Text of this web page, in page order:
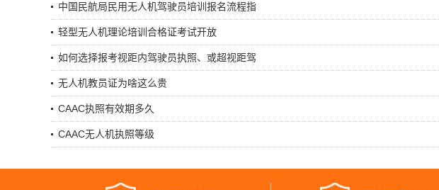
中国民航局民用无人机驾驶员培训报名流程指
轻型无人机理论培训合格证考试开放
如何选择报考视距内驾驶员执照、或超视距驾
无人机教员证为啥这么贵
CAAC执照有效期多久
CAAC无人机执照等级